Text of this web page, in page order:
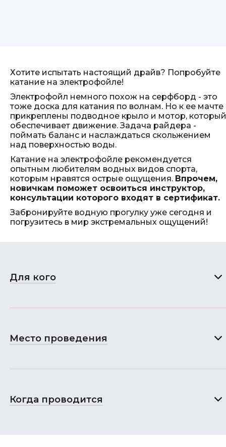
Хотите испытать настоящий драйв? Попробуйте
катание на электрофойле!
Электрофойл немного похож на серфборд - это
тоже доска для катания по волнам. Но к ее мачте
прикреплены подводное крыло и мотор, который
обеспечивает движение. Задача райдера -
поймать баланс и наслаждаться скольжением
над поверхностью воды.
Катание на электрофойле рекомендуется
опытным любителям водных видов спорта,
которым нравятся острые ощущения. Впрочем,
новичкам поможет освоиться инструктор,
консультации которого входят в сертификат.
Забронируйте водную прогулку уже сегодня и
погрузитесь в мир экстремальных ощущений!
Для кого
Место проведения
Когда проводится